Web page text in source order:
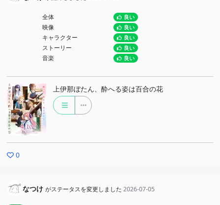
全体 良い
映像 良い
キャラクター 良い
ストーリー 良い
音楽 良い
上伊那ぼたん、酔へる姿は百合の花
0
なつけ がステータスを変更しました 2026-07-05